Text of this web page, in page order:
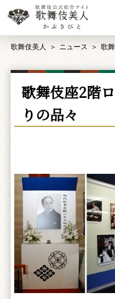
歌舞伎美人 ニュース 歌
歌舞伎座2階
りの品々